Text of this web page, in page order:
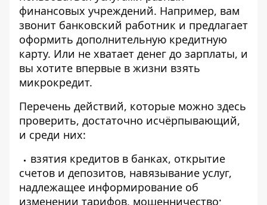
финансовых учреждений. Например, вам
звонит банковский работник и предлагает
оформить дополнительную кредитную
карту. Или не хватает денег до зарплаты, и
вы хотите впервые в жизни взять
микрокредит.
Перечень действий, которые можно здесь
проверить, достаточно исчёрпывающий,
и среди них:
взятия кредитов в банках, открытие
счетов и депозитов, навязывание услуг,
надлежащее информирование об
изменении тарифов, мошенничество;